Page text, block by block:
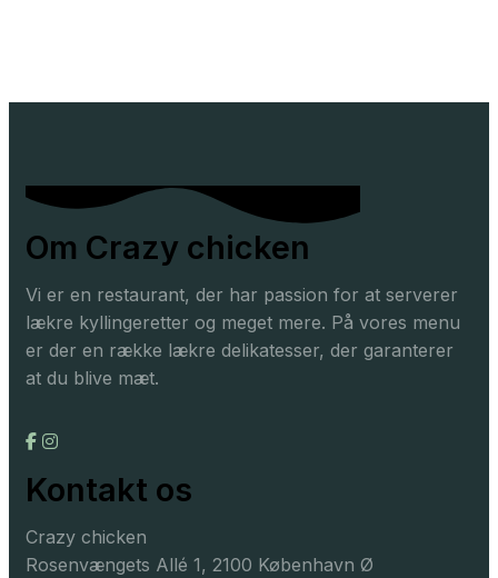
Om Crazy chicken
Vi er en restaurant, der har passion for at serverer
lækre kyllingeretter og meget mere. På vores menu
er der en række lækre delikatesser, der garanterer
at du blive mæt.
Kontakt os
Crazy chicken
Rosenvængets Allé 1, 2100 København Ø